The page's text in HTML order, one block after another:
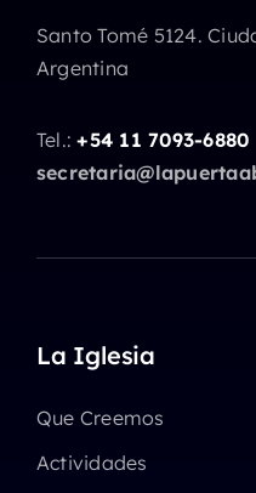
Santo Tomé 5124.
Argentina
Tel.:+54 11 7093-6880
La Iglesia
Que Creemos
Actividades